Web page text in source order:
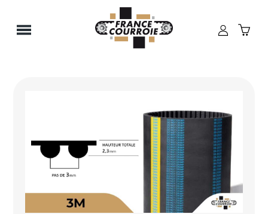
Panneau de gestion des cookies